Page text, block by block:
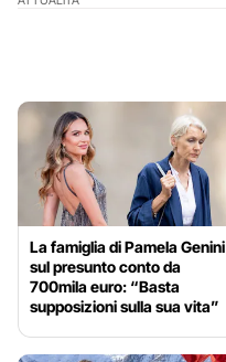
La famiglia di Pamela Genini
sul presunto conto da
700mila euro: “Basta
supposizioni sulla sua vita”